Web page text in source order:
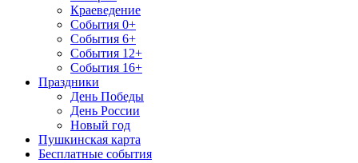
Краеведение
События 0+
События 6+
События 12+
События 16+
Праздники
День Победы
День России
Новый год
Пушкинская карта
Бесплатные события